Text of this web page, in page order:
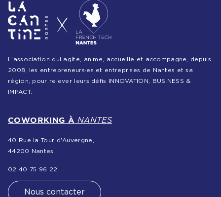
L’association qui agite, anime, accueille et accompagne, depuis
2008, les entrepreneurs·es et entreprises de Nantes et sa
région, pour relever leurs défis INNOVATION, BUSINESS &
IMPACT.
COWORKING À NANTES
40 Rue la Tour d'Auvergne,
44200 Nantes
02 40 75 96 22
Nous contacter